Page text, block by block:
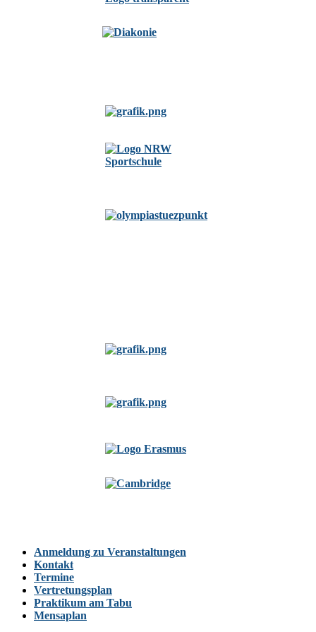
Anmeldung zu Veranstaltungen
Kontakt
Termine
Vertretungsplan
Praktikum am Tabu
Mensaplan